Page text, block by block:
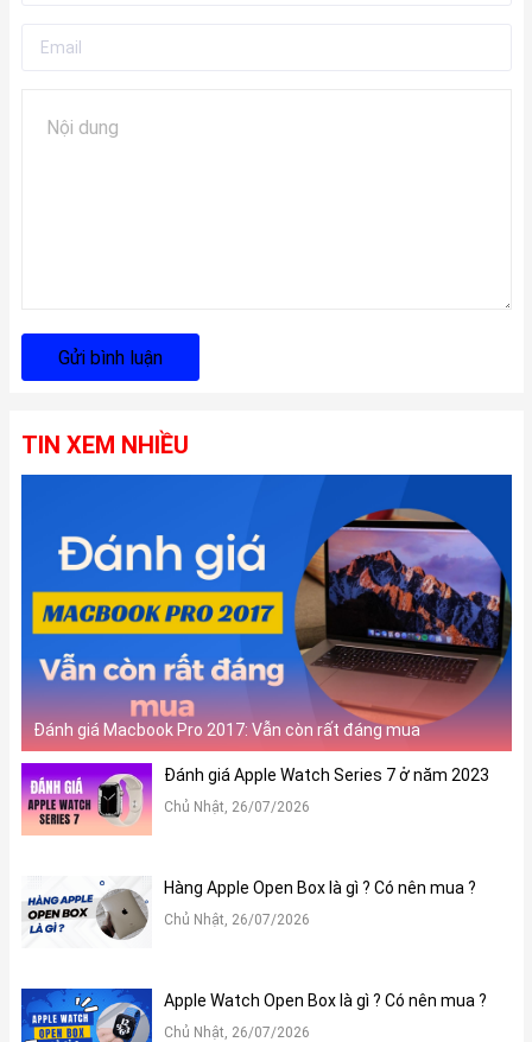
Gửi bình luận
TIN XEM NHIỀU
Đánh giá Macbook Pro 2017: Vẫn còn rất đáng mua
Đánh giá Apple Watch Series 7 ở năm 2023
Chủ Nhật, 26/07/2026
Hàng Apple Open Box là gì ? Có nên mua ?
Chủ Nhật, 26/07/2026
Apple Watch Open Box là gì ? Có nên mua ?
Chủ Nhật, 26/07/2026